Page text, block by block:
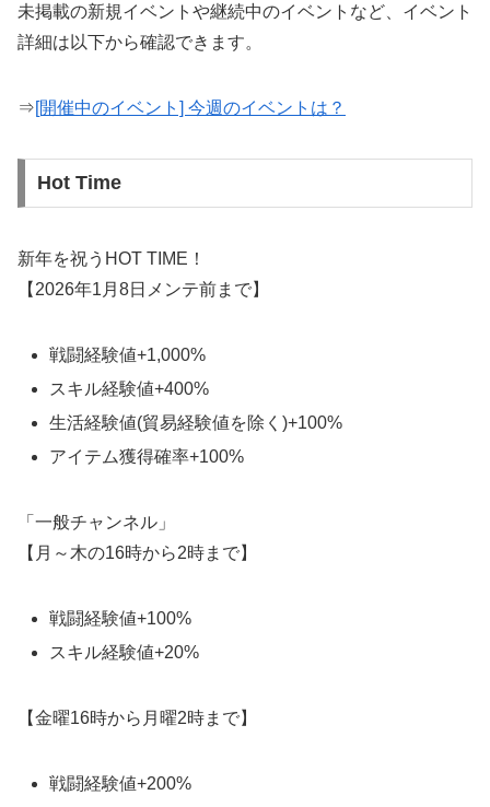
未掲載の新規イベントや継続中のイベントなど、イベント
詳細は以下から確認できます。
⇒[開催中のイベント] 今週のイベントは？
Hot Time
新年を祝うHOT TIME！
【2026年1月8日メンテ前まで】
戦闘経験値+1,000%
スキル経験値+400%
生活経験値(貿易経験値を除く)+100%
アイテム獲得確率+100%
「一般チャンネル」
【月～木の16時から2時まで】
戦闘経験値+100%
スキル経験値+20%
【金曜16時から月曜2時まで】
戦闘経験値+200%